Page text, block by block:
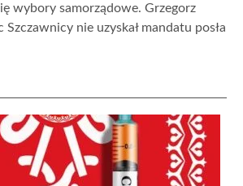
wybory samorządowe. Grzegorz
Szczawnicy nie uzyskał mandatu posła